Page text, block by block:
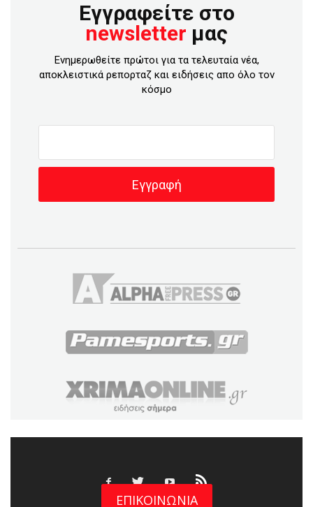
Εγγραφείτε στο
newsletter μας
Ενημερωθείτε πρώτοι για τα τελευταία νέα,
αποκλειστικά ρεπορταζ και ειδήσεις απο όλο τον
κόσμο
ΕΠΙΚΟΙΝΩΝΙΑ